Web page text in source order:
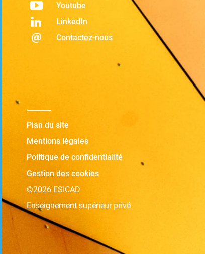
Youtube
LinkedIn
Contactez-nous
Plan du site
Mentions légales
Politique de confidentialité
Gestion des cookies
©2026 ESICAD
Enseignement supérieur privé